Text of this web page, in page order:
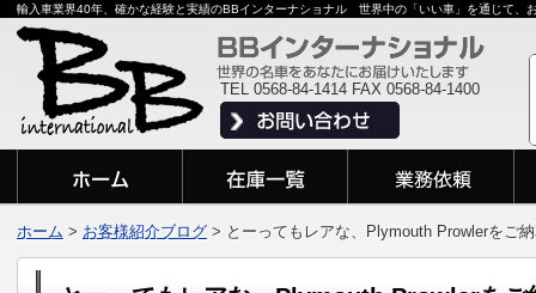
輸入車業界40年、確かな経験と実績のBBインターナショナル 世界中の「いい車」を通じて、
TEL 0568-84-1414 FAX 0568-84-1400
ホーム > お客様紹介ブログ > とーってもレアな、Plymouth Prowlerをご